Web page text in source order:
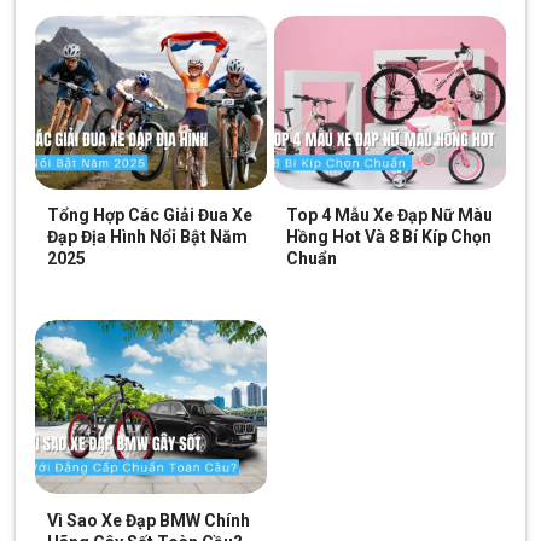
Kết Luận
Xe Đạp Trẻ Em Bé Gái Shukyo S1 14 Inch có mức giá chưa đến
1 triệu đồng, đem lại sự thoải mái và những trải nghiệm đạp xe
thú vị cho bé. Khi mua xe này tại Xe Đạp Giá Kho, bạn không chỉ
được hưởng mức giá ưu đãi mà còn nhận được các phần quà
đặc biệt. Ghé thăm hệ thống cửa hàngXe Đạp Giá Khođể chọn
một chiếc xe đáng yêu này làm quà tặng cho bé yêu của bạn
nhé!
1-2 Triệu Chắc Chắn Tại Xe Đạp Giá Kho
Giảm 6%
Tổng Hợp Các Giải Đua Xe
Đạp Địa Hình Nổi Bật Năm
2025
Top 4 Mẫu Xe Đạp Nữ Màu
Hồng Hot Và 8 Bí Kíp Chọn
Chuẩn
Vì Sao Xe Đạp BMW Chính